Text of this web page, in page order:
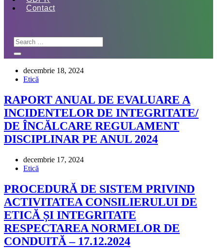
Contact
decembrie 18, 2024
Etică
RAPORT ANUAL DE EVALUARE A
INCIDENTELOR DE INTEGRITATE/
DE ÎNCĂLCARE REGULAMENT
DISCIPLINAR PE ANUL 2024
decembrie 17, 2024
Etică
PROCEDURĂ DE SISTEM PRIVIND
ACTIVITATEA CONSILIERULUI DE
ETICĂ ȘI INTEGRITATE
RESPECTAREA NORMELOR DE
CONDUITĂ – 17.12.2024